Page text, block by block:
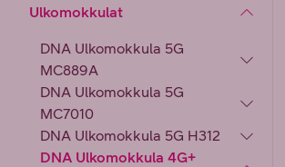
Ulkomokkulat
DNA Ulkomokkula 5G
MC889A
DNA Ulkomokkula 5G
MC7010
DNA Ulkomokkula 5G H312
DNA Ulkomokkula 4G+